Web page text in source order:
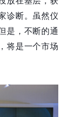
诊断。虽然仪
是，不断的通
将是一个市场